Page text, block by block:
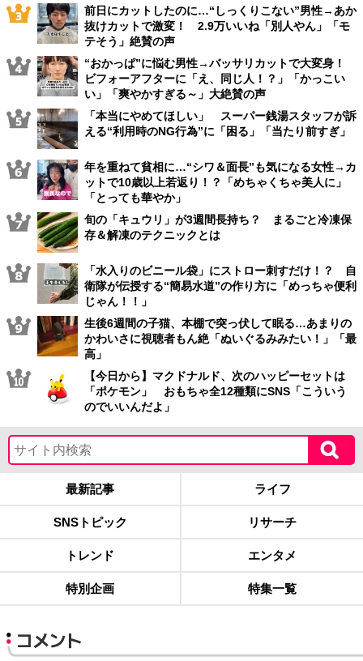
前日にカットしたのに…“しっくりこない”男性→あか
抜けカットで激変！ 2.9万いいね「別人やん」「モ
テそう」絶賛の声
“おかっぱ”に悩む男性→バッサリカットで大変身！
ビフォーアフターに「え、同じ人！？」「かっこい
い」「爽やかすぎる～」大絶賛の声
「本当にやめてほしい」 スーパー銭湯スタッフが訴
える“利用時のNG行為”に「困る」「当たり前すぎ」
年を重ねて貧相に…“シワ＆面長”も気になる女性→カ
ットで10歳以上若返り！？「めちゃくちゃ美人に」
「とっても華やか」
旬の「キュウリ」が3週間長持ち？ まるごと冷凍保
存＆解凍のテクニックとは
「水入りのビニール袋」にストロー刺すだけ！？ 自
衛隊が伝授する“簡易水道”の作り方に「めっちゃ便利
じゃん！！」
生後6週間の子猫、本棚で突っ伏して眠る…あまりの
かわいさに視聴者もん絶「ぬいぐるみみたい！」「最
高」
【今日から】マクドナルド、次のハッピーセットは
「ポケモン」 おもちゃ全12種類にSNS「こういう
のでいいんだよ」
最新記事 ライフ
SNSトピック リサーチ
トレンド エンタメ
特別企画 特集一覧
コメント